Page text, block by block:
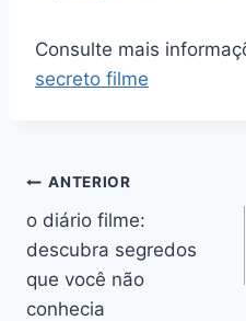
Consulte mais
secreto filme
Navegação
de
Post
ANTERIOR
o diário filme:
descubra segredos
que você não
conhecia